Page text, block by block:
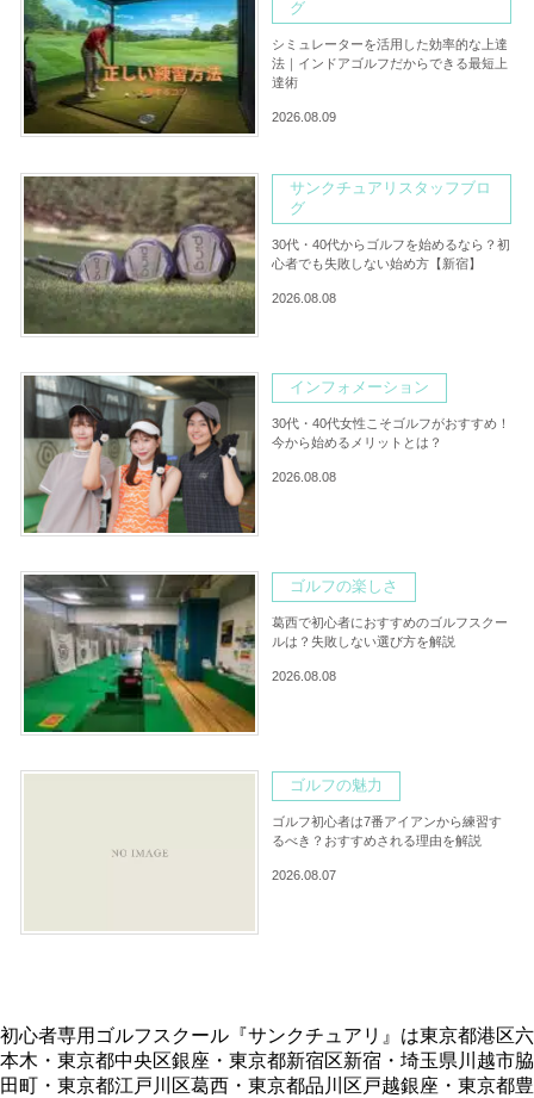
グ
シミュレーターを活用した効率的な上達
法｜インドアゴルフだからできる最短上
達術
2026.08.09
サンクチュアリスタッフブロ
グ
30代・40代からゴルフを始めるなら？初
心者でも失敗しない始め方【新宿】
2026.08.08
インフォメーション
30代・40代女性こそゴルフがおすすめ！
今から始めるメリットとは？
2026.08.08
ゴルフの楽しさ
葛西で初心者におすすめのゴルフスクー
ルは？失敗しない選び方を解説
2026.08.08
ゴルフの魅力
ゴルフ初心者は7番アイアンから練習す
るべき？おすすめされる理由を解説
2026.08.07
初心者専用ゴルフスクール『サンクチュアリ』は東京都港区六
本木・東京都中央区銀座・東京都新宿区新宿・埼玉県川越市脇
田町・東京都江戸川区葛西・東京都品川区戸越銀座・東京都豊